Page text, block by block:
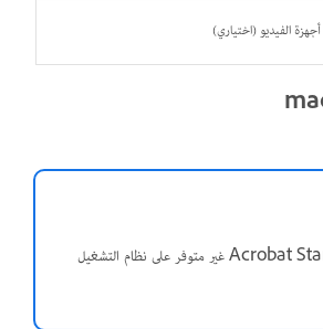
الفيديو (اختياري)
برنامج Acrobat Standard 2020 غير متوفر على نظام التشغيل